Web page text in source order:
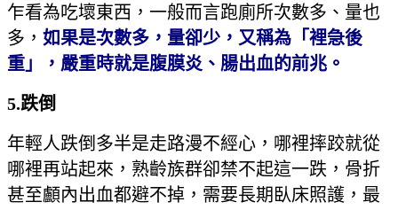
乍看為吃壞東西，一般而言跑廁所次數多、量也
多， 如果是次數多，量卻少，又稱為「裡急後
重」，嚴重時就是腹膜炎、腸出血的前兆。
5.跌倒
年輕人跌倒多半是走路漫不經心，哪裡摔跤就從
哪裡再站起來，熟齡族群卻禁不起這一跌，骨折
甚至顱內出血都避不掉，需要長期臥床照護，最